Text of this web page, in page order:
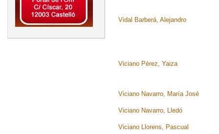
Vidal Barberá, Alejandro
Viciano Pérez, Yaiza
Viciano Navarro, María José
Viciano Navarro, Lledó
Viciano Llorens, Pascual